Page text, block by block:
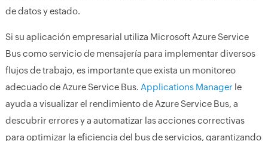
de datos y estado.
Si su aplicación empresarial utiliza Microsoft Azure Service
Bus como servicio de mensajería para implementar diversos
flujos de trabajo, es importante que exista un monitoreo
adecuado de Azure Service Bus. Applications Manager le
ayuda a visualizar el rendimiento de Azure Service Bus, a
descubrir errores y a automatizar las acciones correctivas
para optimizar la eficiencia del bus de servicios, garantizando